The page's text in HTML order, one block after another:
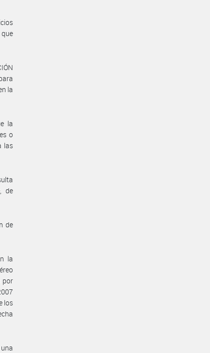
la
la
o
las
de
de
la
por
los